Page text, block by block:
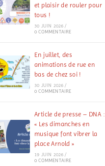
et plaisir de rouler pour
tous !
30 JUIN 2026 /
0 COMMENTAIRE
En juillet, des
animations de rue en
bas de chez soi !
30 JUIN 2026 /
0 COMMENTAIRE
Article de presse – DNA :
« Les dimanches en
musique font vibrer la
place Arnold »
19 JUIN 2026 /
0 COMMENTAIRE